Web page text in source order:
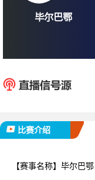
毕尔巴鄂
比赛介绍
【赛事名称】 毕尔巴